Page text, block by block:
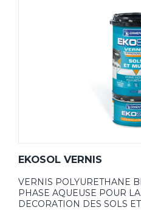
EKOSOL VERNIS
VERNIS POLYURETHANE
PHASE AQUEUSE POUR
DECORATION DES SOLS